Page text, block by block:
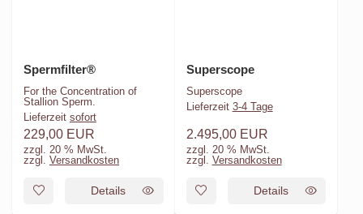
Spermfilter®
For the Concentration of
Stallion Sperm.
Lieferzeit sofort
229,00 EUR
zzgl. 20 % MwSt.
zzgl. Versandkosten
Details
Superscope
Superscope
Lieferzeit 3-4 Tage
2.495,00 EUR
zzgl. 20 % MwSt.
zzgl. Versandkosten
Details